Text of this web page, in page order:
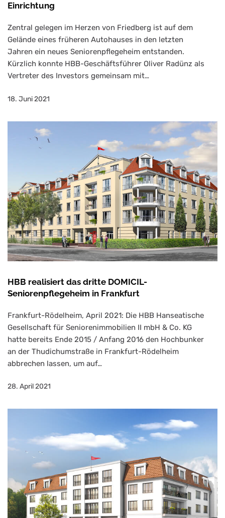
Einrichtung
Zentral gelegen im Herzen von Friedberg ist auf dem
Gelände eines früheren Autohauses in den letzten
Jahren ein neues Seniorenpflegeheim entstanden.
Kürzlich konnte HBB-Geschäftsführer Oliver Radünz als
Vertreter des Investors gemeinsam mit…
18. Juni 2021
HBB realisiert das dritte DOMICIL-
Seniorenpflegeheim in Frankfurt
Frankfurt-Rödelheim, April 2021: Die HBB Hanseatische
Gesellschaft für Seniorenimmobilien II mbH & Co. KG
hatte bereits Ende 2015 / Anfang 2016 den Hochbunker
an der Thudichumstraße in Frankfurt-Rödelheim
abbrechen lassen, um auf…
28. April 2021